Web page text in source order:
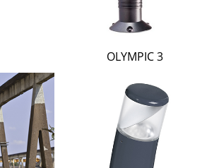
OLYMPIC 3